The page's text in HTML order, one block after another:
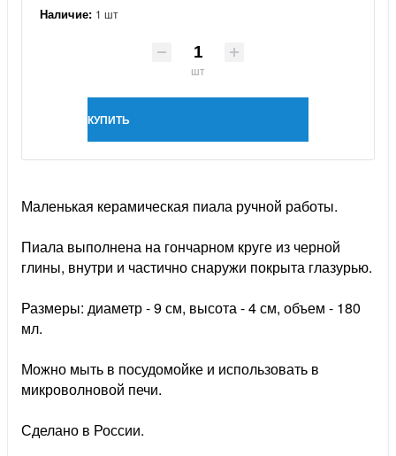
Наличие: 1 шт
шт
КУПИТЬ
Маленькая керамическая пиала ручной работы.
Пиала выполнена на гончарном круге из черной
глины, внутри и частично снаружи покрыта глазурью.
Размеры: диаметр - 9 см, высота - 4 см, объем - 180
мл.
Можно мыть в посудомойке и использовать в
микроволновой печи.
Сделано в России.